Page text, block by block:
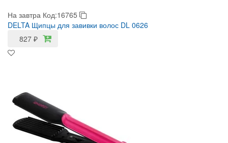
На завтра Код:16765
DELTA Щипцы для завивки волос DL 0626
827 ₽